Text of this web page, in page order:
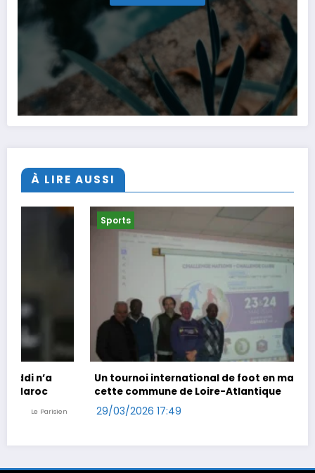
À LIRE AUSSI
Un tournoi international de foot en marchant dans
cette commune de Loire-Atlantique
29/03/2026 17:49